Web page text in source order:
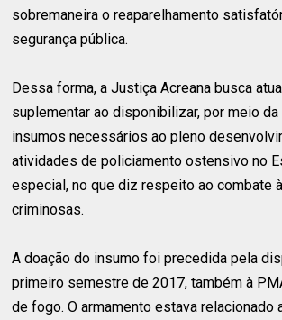
sobremaneira o reaparelhamento
segurança pública.
Dessa forma, a Justiça Acreana busca
suplementar ao disponibilizar, por meio da
insumos necessários ao pleno
atividades de policiamento ostensivo no
especial, no que diz respeito ao combate
criminosas.
A doação do insumo foi precedida pela
primeiro semestre de 2017, também à
de fogo. O armamento estava relacionado